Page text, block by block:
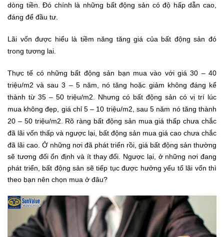
dòng tiền. Đó chính là những bất động sản có độ hấp dẫn cao,
đáng để đầu tư.
Lãi vốn được hiểu là tiềm năng tăng giá của bất động sản đó
trong tương lai.
Thực tế có những bất động sản bạn mua vào với giá 30 – 40
triệu/m2 và sau 3 – 5 năm, nó tăng hoặc giảm không đáng kể
thành từ 35 – 50 triệu/m2. Nhưng có bất động sản có vị trí lúc
mua không đẹp, giá chỉ 5 – 10 triệu/m2, sau 5 năm nó tăng thành
20 – 50 triệu/m2. Rõ ràng bất động sản mua giá thấp chưa chắc
đã lãi vốn thấp và ngược lại, bất động sản mua giá cao chưa chắc
đã lãi cao. Ở những nơi đã phát triển rồi, giá bất động sản thường
sẽ tương đối ổn định và ít thay đổi. Ngược lại, ở những nơi đang
phát triển, bất động sản sẽ tiếp tục được hưởng yếu tố lãi vốn thì
theo bạn nên chọn mua ở đâu?